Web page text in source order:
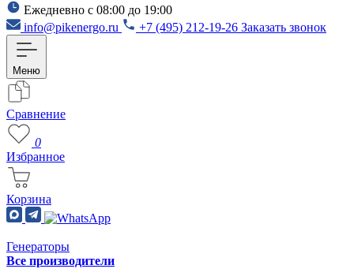
Ежедневно с 08:00 до 19:00
info@pikenergo.ru
+7 (495) 212-19-26 Заказать звонок
Меню
Сравнение
0
Избранное
Корзина
Генераторы
Все производители